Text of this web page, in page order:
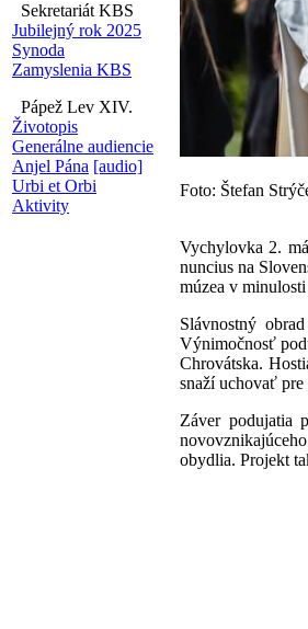
Sekretariát KBS
Jubilejný rok 2025
Synoda
Zamyslenia KBS
Pápež Lev XIV.
Životopis
Generálne audiencie
Anjel Pána [audio]
Urbi et Orbi
Aktivity
Foto: Štefan
Vychylovka 2.
nuncius na
múzea v
Slávnostný
Výnimočnosť
Chrovátska.
snaží uchovať pre
Záver podujatia
obydlia. Projekt